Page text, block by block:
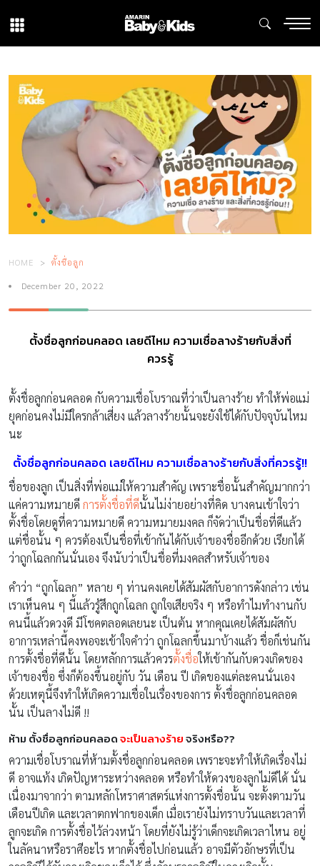
HOME ตั้งชื่อลูก
December 20, 2022
ตั้งชื่อลูกก่อนคลอด เลยดีไหม ความเชื่อลางร้ายกับสิ่งที่
ควรรู้
ตั้งชื่อลูกก่อนคลอด กับความเชื่อโบราณที่ว่าเป็นลางร้าย ทำให้พ่อแม่
ยุคก่อนคงไม่มีใครกล้าเสี่ยง แล้วลางร้ายนั้นจะยังใช้ได้กับปัจจุบันไหม
นะ
ตั้งชื่อลูกก่อนคลอด เลยดีไหม ความเชื่อลางร้ายกับสิ่งที่ควรรู้!!
ชื่อของลูก เป็นสิ่งที่พ่อแม่ให้ความสำคัญ เพราะชื่อนั้นสำคัญมากกว่า
แค่ความหมายดี การตั้งชื่อที่ดีนั้นไม่ง่ายอย่างที่คิด บางคนเข้าใจว่า
ตั้งชื่อโดยดูที่ความหมายดี ความหมายมงคล ก็จัดว่าเป็นชื่อที่ดีแล้ว
แต่ชื่อนั้น ๆ ควรต้องเป็นชื่อที่เข้ากันได้กับเจ้าของชื่ออีกด้วย เรียกได้
ว่าถูกโฉลกกันนั่นเอง จึงนับว่าเป็นชื่อที่มงคลสำหรับเจ้าของ
คำว่า “ถูกโฉลก” หลาย ๆ ท่านคงเคยได้สัมผัสกับอาการดังกล่าว เช่น
เราเห็นคน ๆ นี้แล้วรู้สึกถูกโฉลก ถูกใจเสียจริง ๆ หรือทำไมทำงานกับ
คนนี้แล้วดวงดี มีโชคตลอดเลยนะ เป็นต้น หากคุณเคยได้สัมผัสกับ
อาการเหล่านี้คงพอจะเข้าใจคำว่า ถูกโฉลกขึ้นมาบ้างแล้ว ชื่อก็เช่นกัน
การตั้งชื่อที่ดีนั้น โดยหลักการแล้วควรตั้งชื่อให้เข้ากันกับดวงเกิดของ
เจ้าของชื่อ ซึ่งก็ต้องขึ้นอยู่กับ วัน เดือน ปี เกิดของแต่ละคนนั่นเอง
ด้วยเหตุนี้จึงทำให้เกิดความเชื่อในเรื่องของการ ตั้งชื่อลูกก่อนคลอด
นั้น เป็นลางไม่ดี !!
ห้าม ตั้งชื่อลูกก่อนคลอดจะเป็นลางร้ายจริงหรือ??
ความเชื่อโบราณที่ห้ามตั้งชื่อลูกก่อนคลอด เพราะจะทำให้เกิดเรื่องไม่
ดี อาจแท้ง เกิดปัญหาระหว่างคลอด หรือทำให้ดวงของลูกไม่ดีได้ นั่น
เนื่องมาจากว่า ตามหลักโหราศาสตร์แห่งการตั้งชื่อนั้น จะตั้งตามวัน
เดือนปีเกิด และเวลาตกฟากของเด็ก เมื่อเรายังไม่ทราบวันและเวลาที่
ลูกจะเกิด การตั้งชื่อไว้ล่วงหน้า โดยที่ยังไม่รู้ว่าเด็กจะเกิดเวลาไหน อยู่
ในลัคนาหรือราศีอะไร หากตั้งชื่อไปก่อนแล้ว อาจมีตัวอักษรที่เป็น